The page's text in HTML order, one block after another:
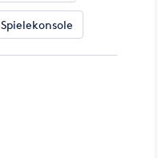
Spielekonsole